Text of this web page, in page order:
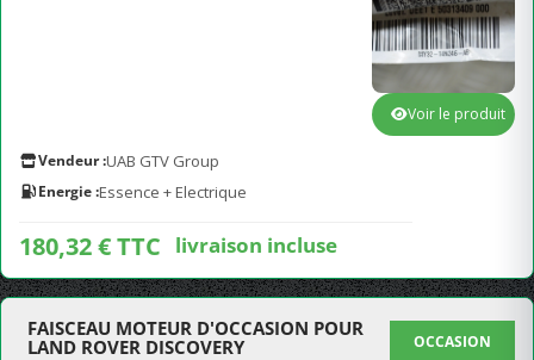
Vendeur :UAB GTV Group
Energie :Essence + Electrique
180,32 € TTC livraison incluse
Voir le produit
FAISCEAU MOTEUR D'OCCASION POUR
LAND ROVER DISCOVERY
OCCASION